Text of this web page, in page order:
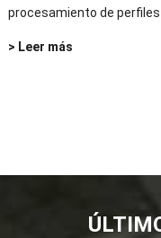
procesamiento de perfiles
> Leer más